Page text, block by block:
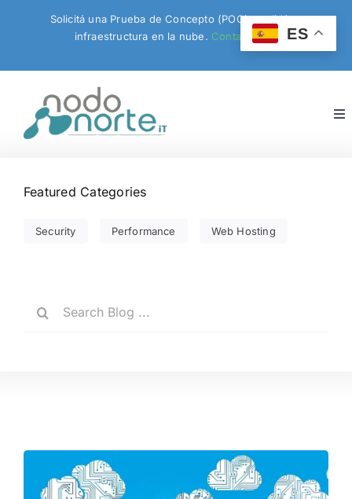
Solicitá una Prueba de Concepto (POC) y validá tu
infraestructura en la nube. Contactanos!
Blog
Featured Categories
Security Performance Web Hosting
ES